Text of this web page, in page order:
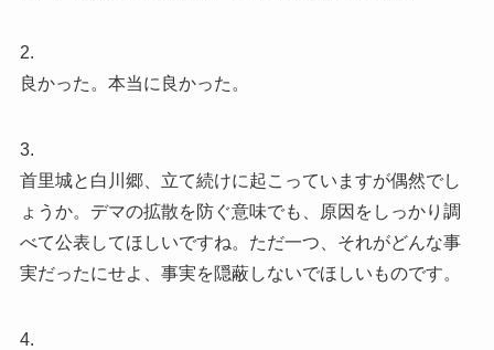
2.
良かった。本当に良かった。
3.
首里城と白川郷、立て続けに起こっていますが偶然でし
ょうか。デマの拡散を防ぐ意味でも、原因をしっかり調
べて公表してほしいですね。ただ一つ、それがどんな事
実だったにせよ、事実を隠蔽しないでほしいものです。
4.